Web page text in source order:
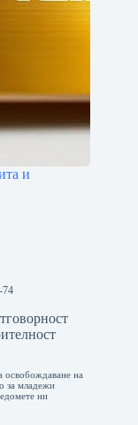
и
освобождаване на
за младежи
ни